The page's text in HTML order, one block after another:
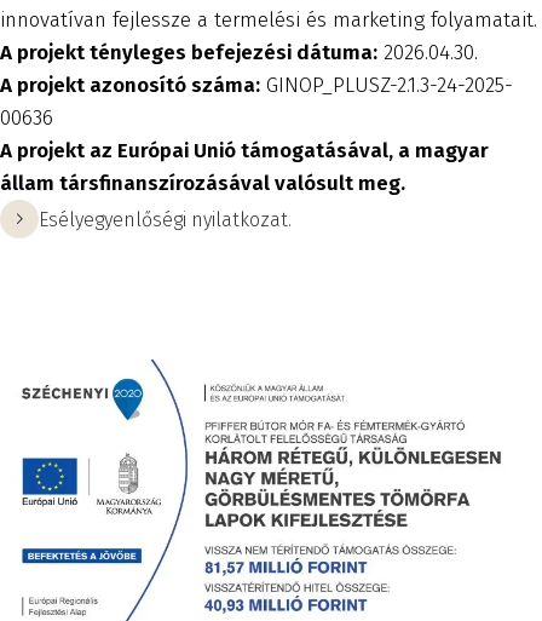
innovatívan fejlessze a termelési és marketing folyamatait.
A projekt tényleges befejezési dátuma: 2026.04.30.
A projekt azonosító száma: GINOP_PLUSZ-2.1.3-24-2025-
00636
A projekt az Európai Unió támogatásával, a magyar
állam társfinanszírozásával valósult meg.
Esélyegyenlőségi nyilatkozat.